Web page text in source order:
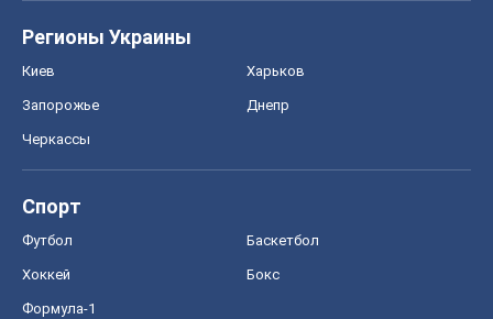
Регионы Украины
Киев Харьков
Запорожье Днепр
Черкассы
Спорт
Футбол Баскетбол
Хоккей Бокс
Формула-1